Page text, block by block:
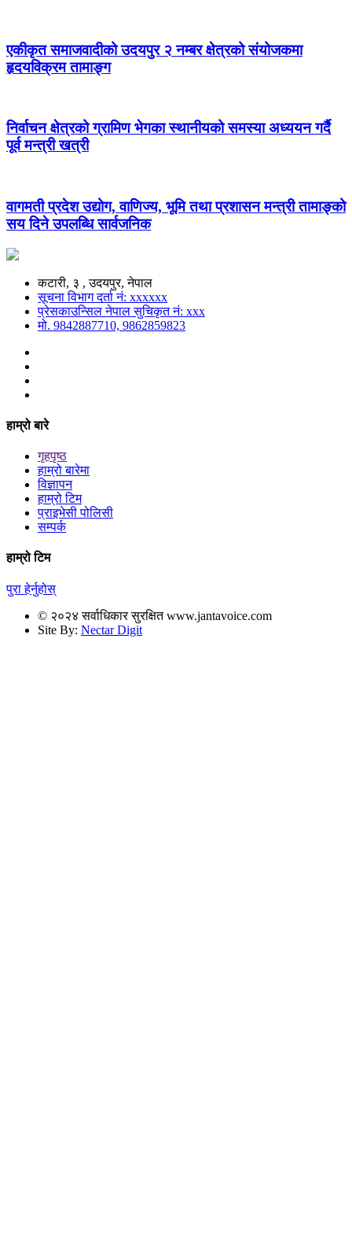
एकीकृत समाजवादीको उदयपुर २ नम्बर क्षेत्रको संयोजकमा
हृदयविक्रम तामाङ्ग
निर्वाचन क्षेत्रको ग्रामिण भेगका स्थानीयको समस्या अध्ययन गर्दै
पूर्व मन्त्री खत्री
वागमती प्रदेश उद्योग, वाणिज्य, भूमि तथा प्रशासन मन्त्री तामाङ्को
सय दिने उपलब्धि सार्वजनिक
कटारी, ३ , उदयपुर, नेपाल
सूचना विभाग दर्ता नं: xxxxxx
प्रेसकाउन्सिल नेपाल सुचिकृत नं: xxx
मो. 9842887710, 9862859823
हाम्रो बारे
गृहपृष्ठ
हाम्रो बारेमा
विज्ञापन
हाम्रो टिम
प्राइभेसी पोलिसी
सम्पर्क
हाम्रो टिम
पुरा हेर्नुहोस्
© २०२४ सर्वाधिकार सुरक्षित www.jantavoice.com
Site By: Nectar Digit